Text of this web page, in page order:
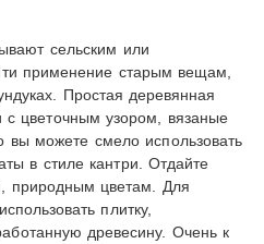
сельским или
применение старым вещам,
Простая деревянная
с цветочным узором, вязаные
вы можете смело использовать
в стиле кантри. Отдайте
природным цветам. Для
плитку,
древесину. Очень к